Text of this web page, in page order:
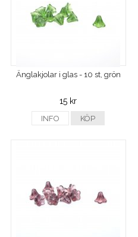
Änglakjolar i glas - 10 st, grön
15 kr
INFO KÖP